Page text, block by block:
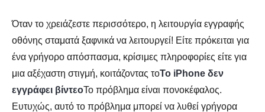
Όταν το χρειάζεστε περισσότερο, η λειτουργία εγγραφής
οθόνης σταματά ξαφνικά να λειτουργεί! Είτε πρόκειται για
ένα γρήγορο απόσπασμα, κρίσιμες πληροφορίες είτε για
μια αξέχαστη στιγμή, κοιτάζοντας τοΤο iPhone δεν
εγγράφει βίντεοΤο πρόβλημα είναι πονοκέφαλος.
Ευτυχώς, αυτό το πρόβλημα μπορεί να λυθεί γρήγορα